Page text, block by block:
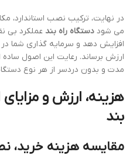
در نهایت، ترکیب نصب استاندارد،
می شود دستگاه راه بند عملکرد بی
افزایش دهد و سرمایه گذاری شما
ارزش برساند. رعایت این اصول ساده
مدت و بدون دردسر از هر نوع
هزینه، ارزش و
بند
مقایسه هزینه خرید،